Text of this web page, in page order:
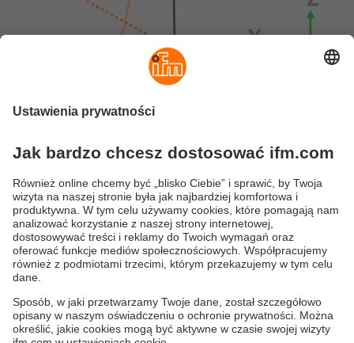
Błąd wartości pomiarowej wynikający z 1)
Wektor grawitacyjny (odniesienie =1g)
Zmierzona wartość kąta
Definicja kąta zgodnie z „regułą prawej ręki”.
ifmformation - artykuły